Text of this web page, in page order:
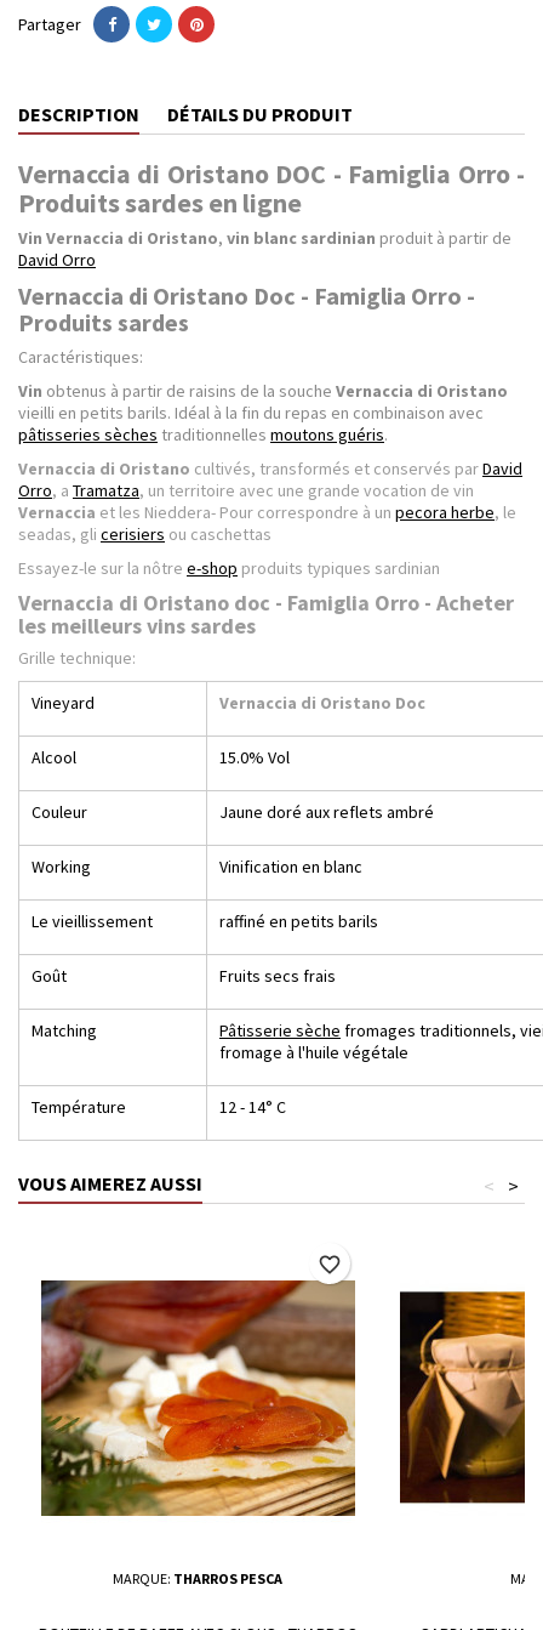
Partager
DESCRIPTION DÉTAILS DU PRODUIT
Vernaccia di Oristano DOC - Famiglia Orro -
Produits sardes en ligne
Vin Vernaccia di Oristano, vin blanc sardinian produit à partir de
David Orro
Vernaccia di Oristano Doc - Famiglia Orro -
Produits sardes
Caractéristiques:
Vin obtenus à partir de raisins de la souche Vernaccia di Oristano
vieilli en petits barils. Idéal à la fin du repas en combinaison avec
pâtisseries sèches traditionnelles moutons guéris.
Vernaccia di Oristano cultivés, transformés et conservés parDavid
Orro, a Tramatza, un territoire avec une grande vocation de vin
Vernaccia et les Nieddera- Pour correspondre à un pecora herbe, le
seadas, gli cerisiers ou caschettas
Essayez-le sur la nôtre e-shop produits typiques sardinian
Vernaccia di Oristano doc - Famiglia Orro - Acheter
les meilleurs vins sardes
Grille technique:
Vineyard Vernaccia di Oristano Doc
Alcool 15.0% Vol
Couleur Jaune doré aux reflets ambré
Working Vinification en blanc
Le vieillissement raffiné en petits barils
Goût Fruits secs frais
Matching Pâtisserie sèche fromages traditionnels,
fromage à l'huile végétale
Température 12 - 14° C
VOUS AIMEREZ AUSSI >
<
MARQUE: THARROS PESCA
favorite_border